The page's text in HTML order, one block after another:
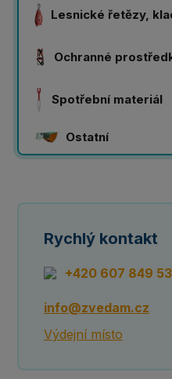
Lesnické řetězy,
Ochranné
Spotřební materiál
Ostatní
Rychlý kontakt
+420 607 849
info@zvedam.cz
Výdejní místo